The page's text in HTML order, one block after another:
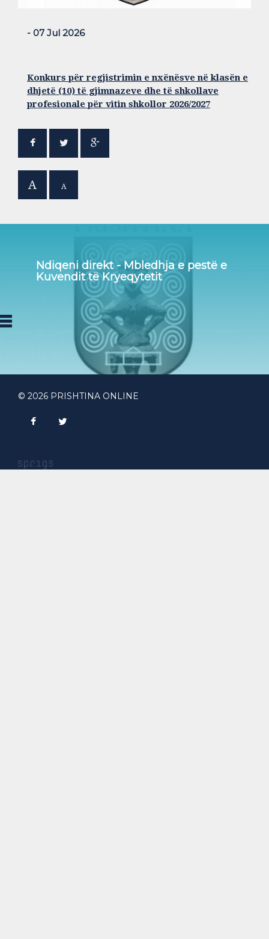
- 07 Jul 2026
Konkurs për regjistrimin e nxënësve në klasën e
dhjetë (10) të gjimnazeve dhe të shkollave
profesionale për vitin shkollor 2026/2027
A A
Ndiqeni direkt - Mbledhja e pestë e
Kuvendit të Kryeqytetit
© 2026 PRISHTINA ONLINE